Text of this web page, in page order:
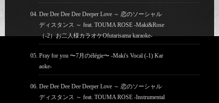
Dee Dee Dee Dee Deeper Love ～ 恋のソーシャル
ディスタンス ～ feat. TOUMA ROSE -Maki&Rose
（-2）お二人様カラオケOfutarisama karaoke-
Pray for you 〜7月のélégie〜 -Maki's Vocal (-1) Kar
aoke-
Dee Dee Dee Dee Deeper Love ～ 恋のソーシャル
ディスタンス ～ feat. TOUMA ROSE -Instrumental